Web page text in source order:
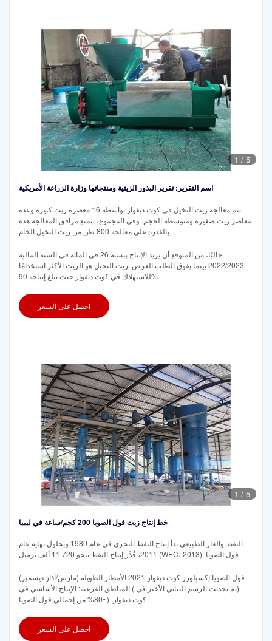
1 / 5
اسم التقرير: تقرير البذور الزيتية ومنتجاتها وزارة الزراعة الأمريكية
تتم معالجة زيت النخيل في كوت ديفوار بواسطة 16 معصرة زيت كبيرة وعدة
معاصر زيت صغيرة ومتوسطة الحجم. وفي المجموع، تتمتع مرافق المعالجة هذه
بالقدرة على معالجة 800 طن من زيت النخيل الخام
حاليًا، من المتوقع أن يزيد الإنتاج بنسبة 26 في المائة في السنة المالية
2022/2023 بينما يفوق الطلب العرض. زيت النخيل هو الزيت الأكثر استخدامًا
للاستهلاك في كوت ديفوار حيث يبلغ إنتاجه 90%.
احصل على السعر
1 / 5
خط إنتاج زيت فول الصويا 200 كجم/ساعة في ليبيا
النفط والغاز الطبيعي بدأ إنتاج النفط البحري في عام 1980 وبحلول نهاية عام
2011، قُدِّر إنتاج النفط بنحو 11.720 ألف برميل (WEC، 2013). فول الصويا
فول الصويا إكسبلورر كوت ديفوار 2021 الأمطار الطويلة (مارس/آذار ديسمبر)
— (تم تحديث الرسم البياني الأخير في ) المناطق الفرعية: الإنتاج الأساسي في
كوت ديفوار. (~80% من إجمالي فول الصويا
احصل على السعر